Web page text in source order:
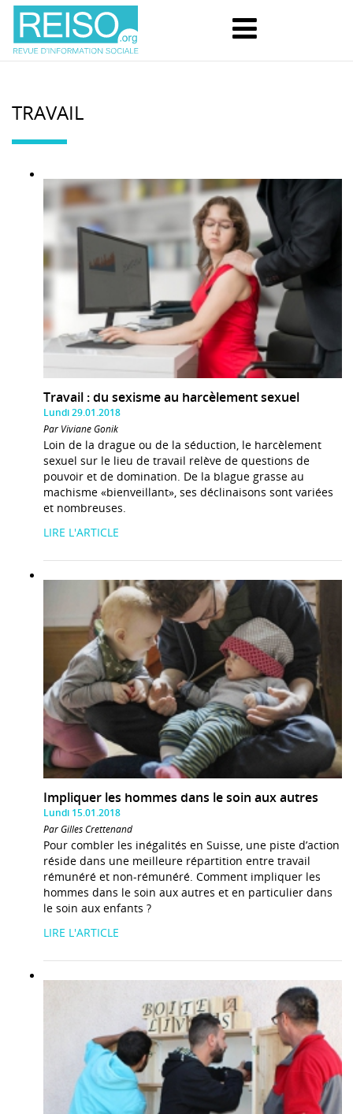
TRAVAIL
Travail : du sexisme au harcèlement sexuel
Lundi 29.01.2018
Par Viviane Gonik
Loin de la drague ou de la séduction, le harcèlement
sexuel sur le lieu de travail relève de questions de
pouvoir et de domination. De la blague grasse au
machisme «bienveillant», ses déclinaisons sont variées
et nombreuses.
LIRE L'ARTICLE
Impliquer les hommes dans le soin aux autres
Lundi 15.01.2018
Par Gilles Crettenand
Pour combler les inégalités en Suisse, une piste d’action
réside dans une meilleure répartition entre travail
rémunéré et non-rémunéré. Comment impliquer les
hommes dans le soin aux autres et en particulier dans
le soin aux enfants ?
LIRE L'ARTICLE